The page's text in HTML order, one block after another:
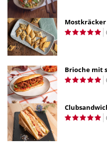
Mostkräcker
Brioche mit